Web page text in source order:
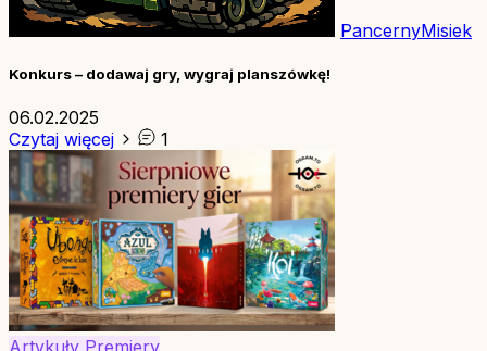
PancernyMisiek
Konkurs – dodawaj gry, wygraj planszówkę!
06.02.2025
Czytaj więcej
1